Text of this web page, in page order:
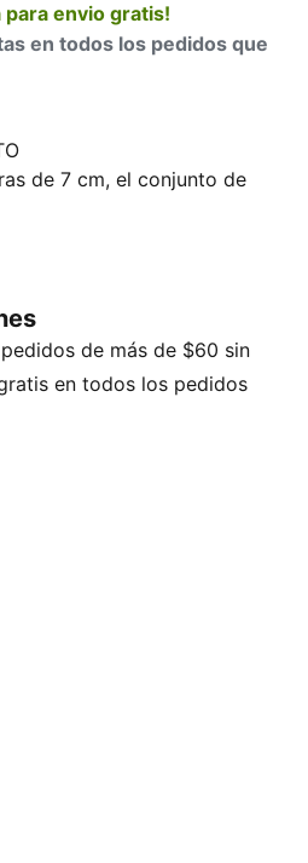
para envio gratis!
en todos los pedidos que
de 7 cm, el conjunto de
en 1968 y, desde
las reglas del estilo.
estilo T7, con cintura
menos un 90 % de
de más de $60 sin
en todos los pedidos